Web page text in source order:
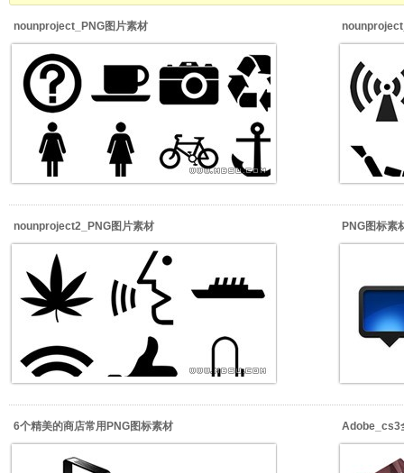
nounproject_PNG图片素材
nounproject2_PNG图片素材 PNG图标素
6个精美的商店常用PNG图标素材 Adobe_cs3